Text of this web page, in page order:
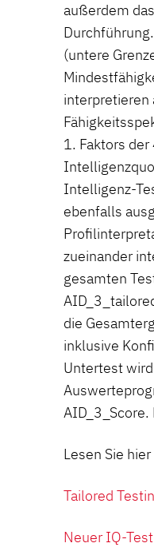
außerdem
(untere
interpretieren
1. Faktors
Intelligenz-
ebenfalls
zueinander
gesamten
die
inklusive
Untertest
Lesen Sie
Tailored
Neuer IQ-